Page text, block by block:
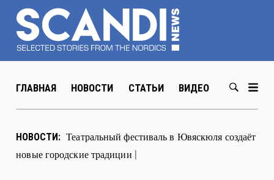
ГЛАВНАЯ НОВОСТИ СТАТЬИ ВИДЕО ABOUT US
НОВОСТИ: Театральный фестиваль в Ювяскюля создаёт
новые городские традиции |